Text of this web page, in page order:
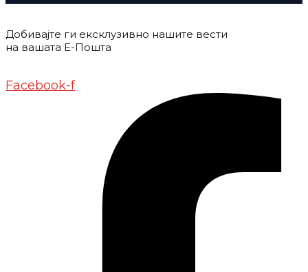
Добивајте ги ексклузивно нашите вести
на вашата Е-Пошта
Facebook-f